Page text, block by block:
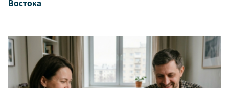
Востока